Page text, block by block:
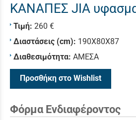
ΚΑΝΑΠΕΣ JIA
Τιμή: 260 €
Διαστάσεις (cm): 190Χ80Χ87
Διαθεσιμότητα: ΑΜΕΣΑ
Προσθήκη στο Wishlist
Φόρμα Ενδιαφέροντος